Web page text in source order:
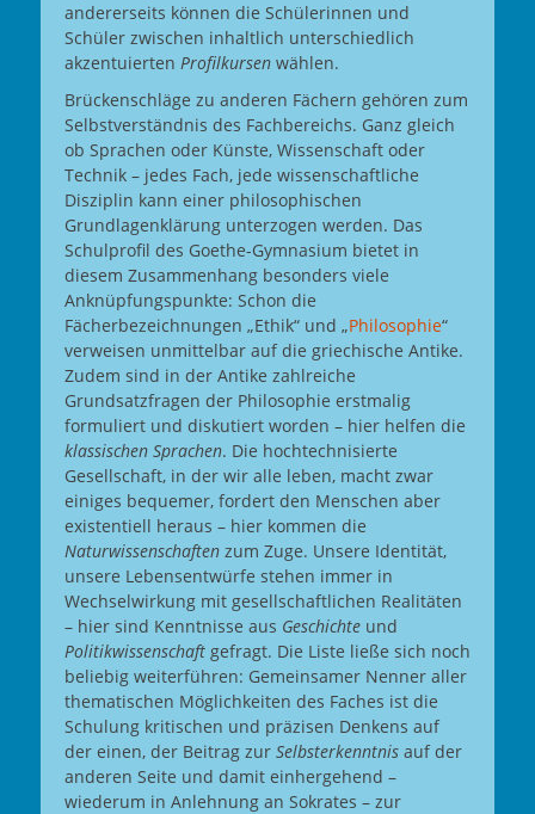
andererseits können die Schülerinnen und
Schüler zwischen inhaltlich unterschiedlich
akzentuierten Profilkursen wählen.
Brückenschläge zu anderen Fächern gehören zum
Selbstverständnis des Fachbereichs. Ganz gleich
ob Sprachen oder Künste, Wissenschaft oder
Technik – jedes Fach, jede wissenschaftliche
Disziplin kann einer philosophischen
Grundlagenklärung unterzogen werden. Das
Schulprofil des Goethe-Gymnasium bietet in
diesem Zusammenhang besonders viele
Anknüpfungspunkte: Schon die
Fächerbezeichnungen „Ethik“ und „Philosophie“
verweisen unmittelbar auf die griechische Antike.
Zudem sind in der Antike zahlreiche
Grundsatzfragen der Philosophie erstmalig
formuliert und diskutiert worden – hier helfen die
klassischen Sprachen. Die hochtechnisierte
Gesellschaft, in der wir alle leben, macht zwar
einiges bequemer, fordert den Menschen aber
existentiell heraus – hier kommen die
Naturwissenschaften zum Zuge. Unsere Identität,
unsere Lebensentwürfe stehen immer in
Wechselwirkung mit gesellschaftlichen Realitäten
– hier sind Kenntnisse aus Geschichte und
Politikwissenschaft gefragt. Die Liste ließe sich noch
beliebig weiterführen: Gemeinsamer Nenner aller
thematischen Möglichkeiten des Faches ist die
Schulung kritischen und präzisen Denkens auf
der einen, der Beitrag zur Selbsterkenntnis auf der
anderen Seite und damit einhergehend –
wiederum in Anlehnung an Sokrates – zur